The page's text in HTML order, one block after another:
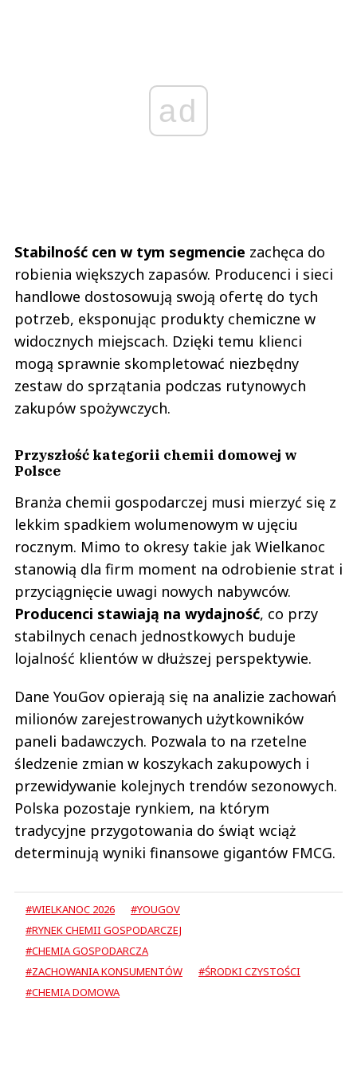
ad
Stabilność cen w tym segmencie zachęca do
robienia większych zapasów. Producenci i sieci
handlowe dostosowują swoją ofertę do tych
potrzeb, eksponując produkty chemiczne w
widocznych miejscach. Dzięki temu klienci
mogą sprawnie skompletować niezbędny
zestaw do sprzątania podczas rutynowych
zakupów spożywczych.
Przyszłość kategorii chemii domowej w
Polsce
Branża chemii gospodarczej musi mierzyć się z
lekkim spadkiem wolumenowym w ujęciu
rocznym. Mimo to okresy takie jak Wielkanoc
stanowią dla firm moment na odrobienie strat i
przyciągnięcie uwagi nowych nabywców.
Producenci stawiają na wydajność, co przy
stabilnych cenach jednostkowych buduje
lojalność klientów w dłuższej perspektywie.
Dane YouGov opierają się na analizie zachowań
milionów zarejestrowanych użytkowników
paneli badawczych. Pozwala to na rzetelne
śledzenie zmian w koszykach zakupowych i
przewidywanie kolejnych trendów sezonowych.
Polska pozostaje rynkiem, na którym
tradycyjne przygotowania do świąt wciąż
determinują wyniki finansowe gigantów FMCG.
#WIELKANOC 2026
#YOUGOV
#RYNEK CHEMII GOSPODARCZEJ
#CHEMIA GOSPODARCZA
#ZACHOWANIA KONSUMENTÓW
#ŚRODKI CZYSTOŚCI
#CHEMIA DOMOWA